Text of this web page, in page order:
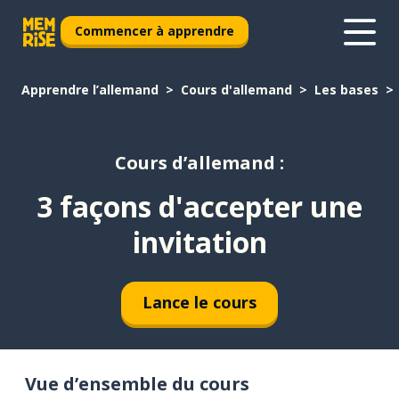
Commencer à apprendre
Apprendre l’allemand Cours d'allemand Les bases
Cours d’allemand :
3 façons d'accepter une
invitation
Lance le cours
Vue d’ensemble du cours